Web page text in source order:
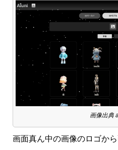
画像出典
画面真ん中の画像のロゴか